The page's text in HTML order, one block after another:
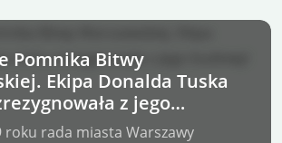
Pomnika Bitwy
Ekipa Donalda Tuska
z jego
roku rada miasta Warszawy